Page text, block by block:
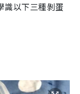
識以下三種剝蛋